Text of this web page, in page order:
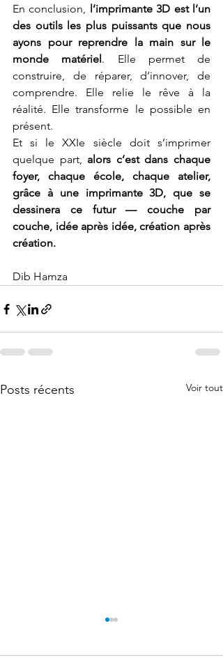
En conclusion,
l’imprimante 3D est l’un
des outils les plus puissants que nous
ayons pour reprendre la main sur le
monde matériel . Elle permet de
construire, de réparer, d’innover, de
comprendre. Elle relie le rêve à la
réalité. Elle transforme le possible en
présent.
Et si le XXIe siècle doit s’imprimer
quelque part, alors c’est dans chaque
foyer, chaque école, chaque atelier,
grâce à une imprimante 3D, que se
dessinera ce futur — couche par
couche, idée après idée, création après
création.
Dib Hamza
Posts récents Voir tout